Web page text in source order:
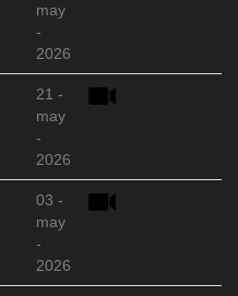
may
-
2026
21 -
may
-
2026
03 -
may
-
2026